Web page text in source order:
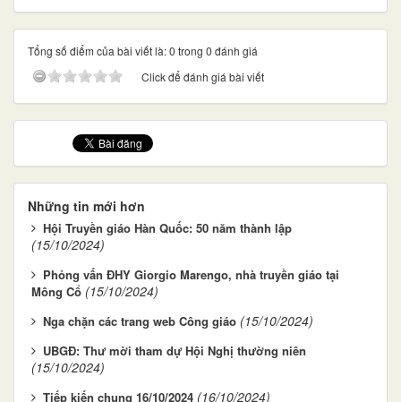
Tổng số điểm của bài viết là: 0 trong 0 đánh giá
Click để đánh giá bài viết
Những tin mới hơn
Hội Truyền giáo Hàn Quốc: 50 năm thành lập
(15/10/2024)
Phỏng vấn ĐHY Giorgio Marengo, nhà truyền giáo tại
Mông Cổ (15/10/2024)
Nga chặn các trang web Công giáo (15/10/2024)
UBGĐ: Thư mời tham dự Hội Nghị thường niên
(15/10/2024)
Tiếp kiến chung 16/10/2024 (16/10/2024)